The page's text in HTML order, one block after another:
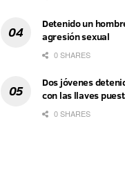
Detenido un
agresión sexual
0 SHARES
Dos jóvenes
con las llaves
0 SHARES